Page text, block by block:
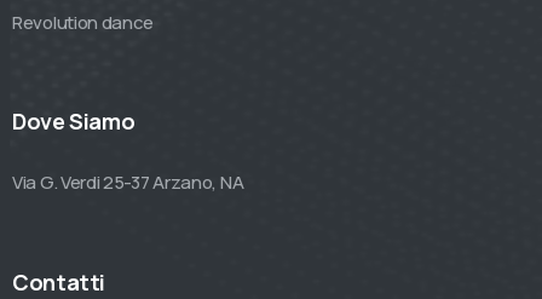
Revolution dance
Dove Siamo
Via G. Verdi 25-37 Arzano, NA
Contatti